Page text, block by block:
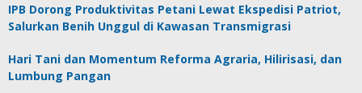
IPB Dorong Produktivitas Petani Lewat Ekspedisi Patriot,
Salurkan Benih Unggul di Kawasan Transmigrasi
Hari Tani dan Momentum Reforma Agraria, Hilirisasi, dan
Lumbung Pangan